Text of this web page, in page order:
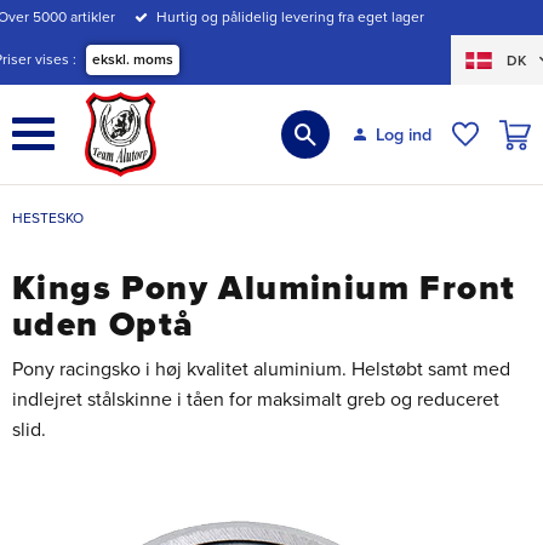
Menu
5000 artikler Hurtig og pålidelig levering fra eget lager
vises ekskl. moms DK
Log ind
HESTESKO
Kings Pony Aluminium Front
uden Optå
Pony racingsko i høj kvalitet aluminium. Helstøbt samt med
indlejret stålskinne i tåen for maksimalt greb og reduceret
slid.